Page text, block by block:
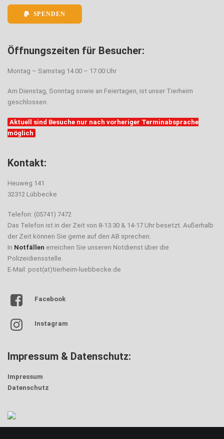
SPENDEN
Öffnungszeiten für Besucher:
Montag – Samstag 14.00 – 17.00 Uhr
Am Dienstag, Sonntag sowie an Feiertagen, ist unser Tierheim
geschlossen.
Aktuell sind Besuche nur nach vorheriger Terminabsprache
möglich
Kontakt:
Heuweg 141
32312 Lübbecke
Telefon: (05741) 7472
Das Telefon ist in der Zeit von 8-13.30 & 14-17 Uhr besetzt. Außerhalb
der Zeit können Sie gerne auf den AB sprechen.
In Notfällen erreichen Sie unseren Notdienst über die
Polizeidiensstelle.
E-Mail: post(at)tierheim-luebbecke.de
Facebook
Instagram
Impressum & Datenschutz:
Impressum
Datenschutz